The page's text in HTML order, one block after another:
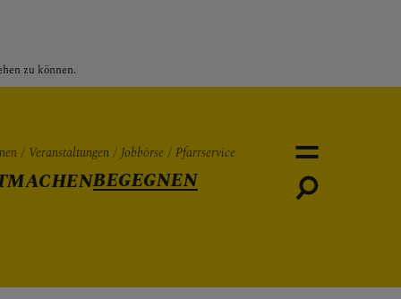
zu können.
Veranstaltungen Jobbörse Pfarrservice
BEGEGNEN